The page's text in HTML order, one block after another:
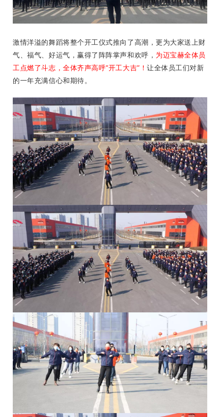
激情洋溢的舞蹈将整个开工仪式推向了高潮，更为大家送上财
气、福气、好运气，赢得了阵阵掌声和欢呼， 为迈宝赫全体员
工点燃了斗志，全体齐声高呼“开工大吉”！让全体员工们对新
的一年充满信心和期待。